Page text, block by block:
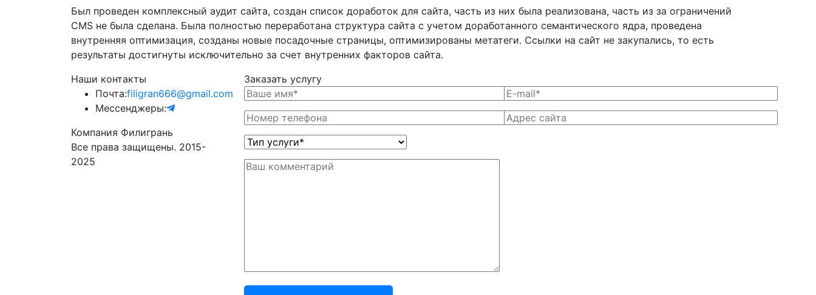
Был проведен комплексный аудит сайта, создан список доработок для сайта, часть из них была реализована, часть из за ограничений
CMS не была сделана. Была полностью переработана структура сайта с учетом доработанного семантического ядра, проведена
внутренняя оптимизация, созданы новые посадочные страницы, оптимизированы метатеги. Ссылки на сайт не закупались, то есть
результаты достигнуты исключительно за счет внутренних факторов сайта.
Наши контакты
Почта:filigran666@gmail.com
Мессенджеры:
Компания Филигрань
Все права защищены. 2015-
2025
Заказать услугу